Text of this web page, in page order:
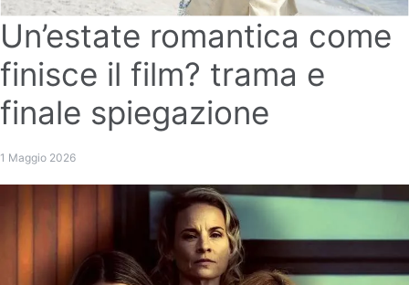
Un’estate romantica come
finisce il film? trama e
finale spiegazione
1 Maggio 2026